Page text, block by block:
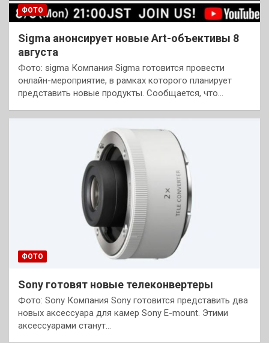
ФОТО
Sigma анонсирует новые Art-объективы 8
августа
Фото: sigma Компания Sigma готовится провести
онлайн-мероприятие, в рамках которого планирует
представить новые продукты. Сообщается, что…
ФОТО
Sony готовят новые телеконвертеры
Фото: Sony Компания Sony готовится представить два
новых аксессуара для камер Sony E-mount. Этими
аксессуарами станут…